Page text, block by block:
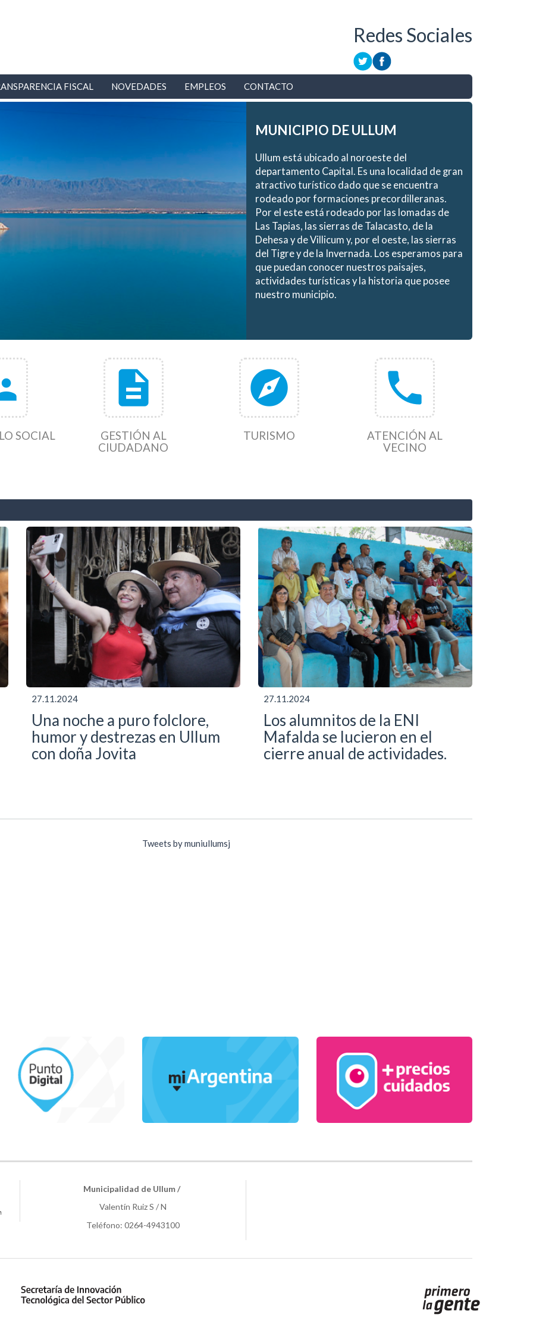
FISCAL NOVEDADES EMPLEOS CONTACTO
Redes Sociales
MUNICIPIO DE ULLUM
Ullum está ubicado al noroeste del
departamento Capital. Es una localidad de gran
atractivo turístico dado que se encuentra
rodeado por formaciones precordilleranas.
Por el este está rodeado por las lomadas de
Las Tapias, las sierras de Talacasto, de la
Dehesa y de Villicum y, por el oeste, las sierras
del Tigre y de la Invernada. Los esperamos para
que puedan conocer nuestros paisajes,
actividades turísticas y la historia que posee
nuestro municipio.
SOCIAL
description
GESTIÓN AL
CIUDADANO
explore
TURISMO
phone
ATENCIÓN AL
VECINO
27.11.2024
Una noche a puro folclore,
humor y destrezas en Ullum
con doña Jovita
27.11.2024
Los alumnitos de la ENI
Mafalda se lucieron en el
cierre anual de actividades.
Tweets by muniullumsj
Municipalidad de Ullum /
Valentín Ruiz S / N
Teléfono: 0264-4943100